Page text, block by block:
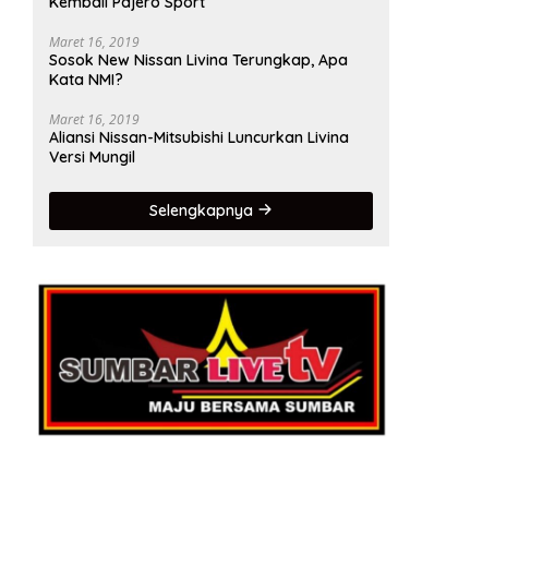
Maret 16, 2019
Sosok New Nissan Livina Terungkap, Apa
Kata NMI?
Maret 16, 2019
Aliansi Nissan-Mitsubishi Luncurkan Livina
Versi Mungil
Selengkapnya